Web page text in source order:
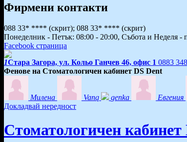
Фирмени контакти
088 33* **** (скрит); 088 33* **** (скрит)
Понеделник - Петък: 08:00 - 20:00, Събота и Неделя -
Facebook страница
1Стара Загора, ул. Кольо Ганчев 46, офис 1 0883
Фенове на Стоматологичен кабинет DS Dent
Милена Vanq genka Евгения
Докладвай нередност
Стоматологичен кабинет